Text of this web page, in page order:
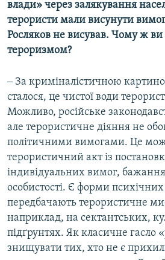
влади» через залякування
терористи мали висунути
Росляков не висував. Чому ж ви
тероризмом?
‒ За криміналістичною
сталося, це чистої води
Можливо, російське
але терористичне діяння не
політичними вимогами. Це
терористичний акт із
індивідуальних вимог,
особистості. Є форми
передбачають терористичне
наприклад, на сектантських,
підґрунтях. Як класичне гасло
знищувати тих, хто не є